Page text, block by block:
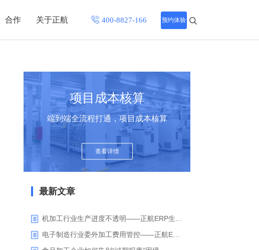
合作 关于正航
正航历程
正航文化
联系正航
网站导航
预约体验
项目成本核算
端到端全流程打通，项目成本核算
查看详情
最新文章